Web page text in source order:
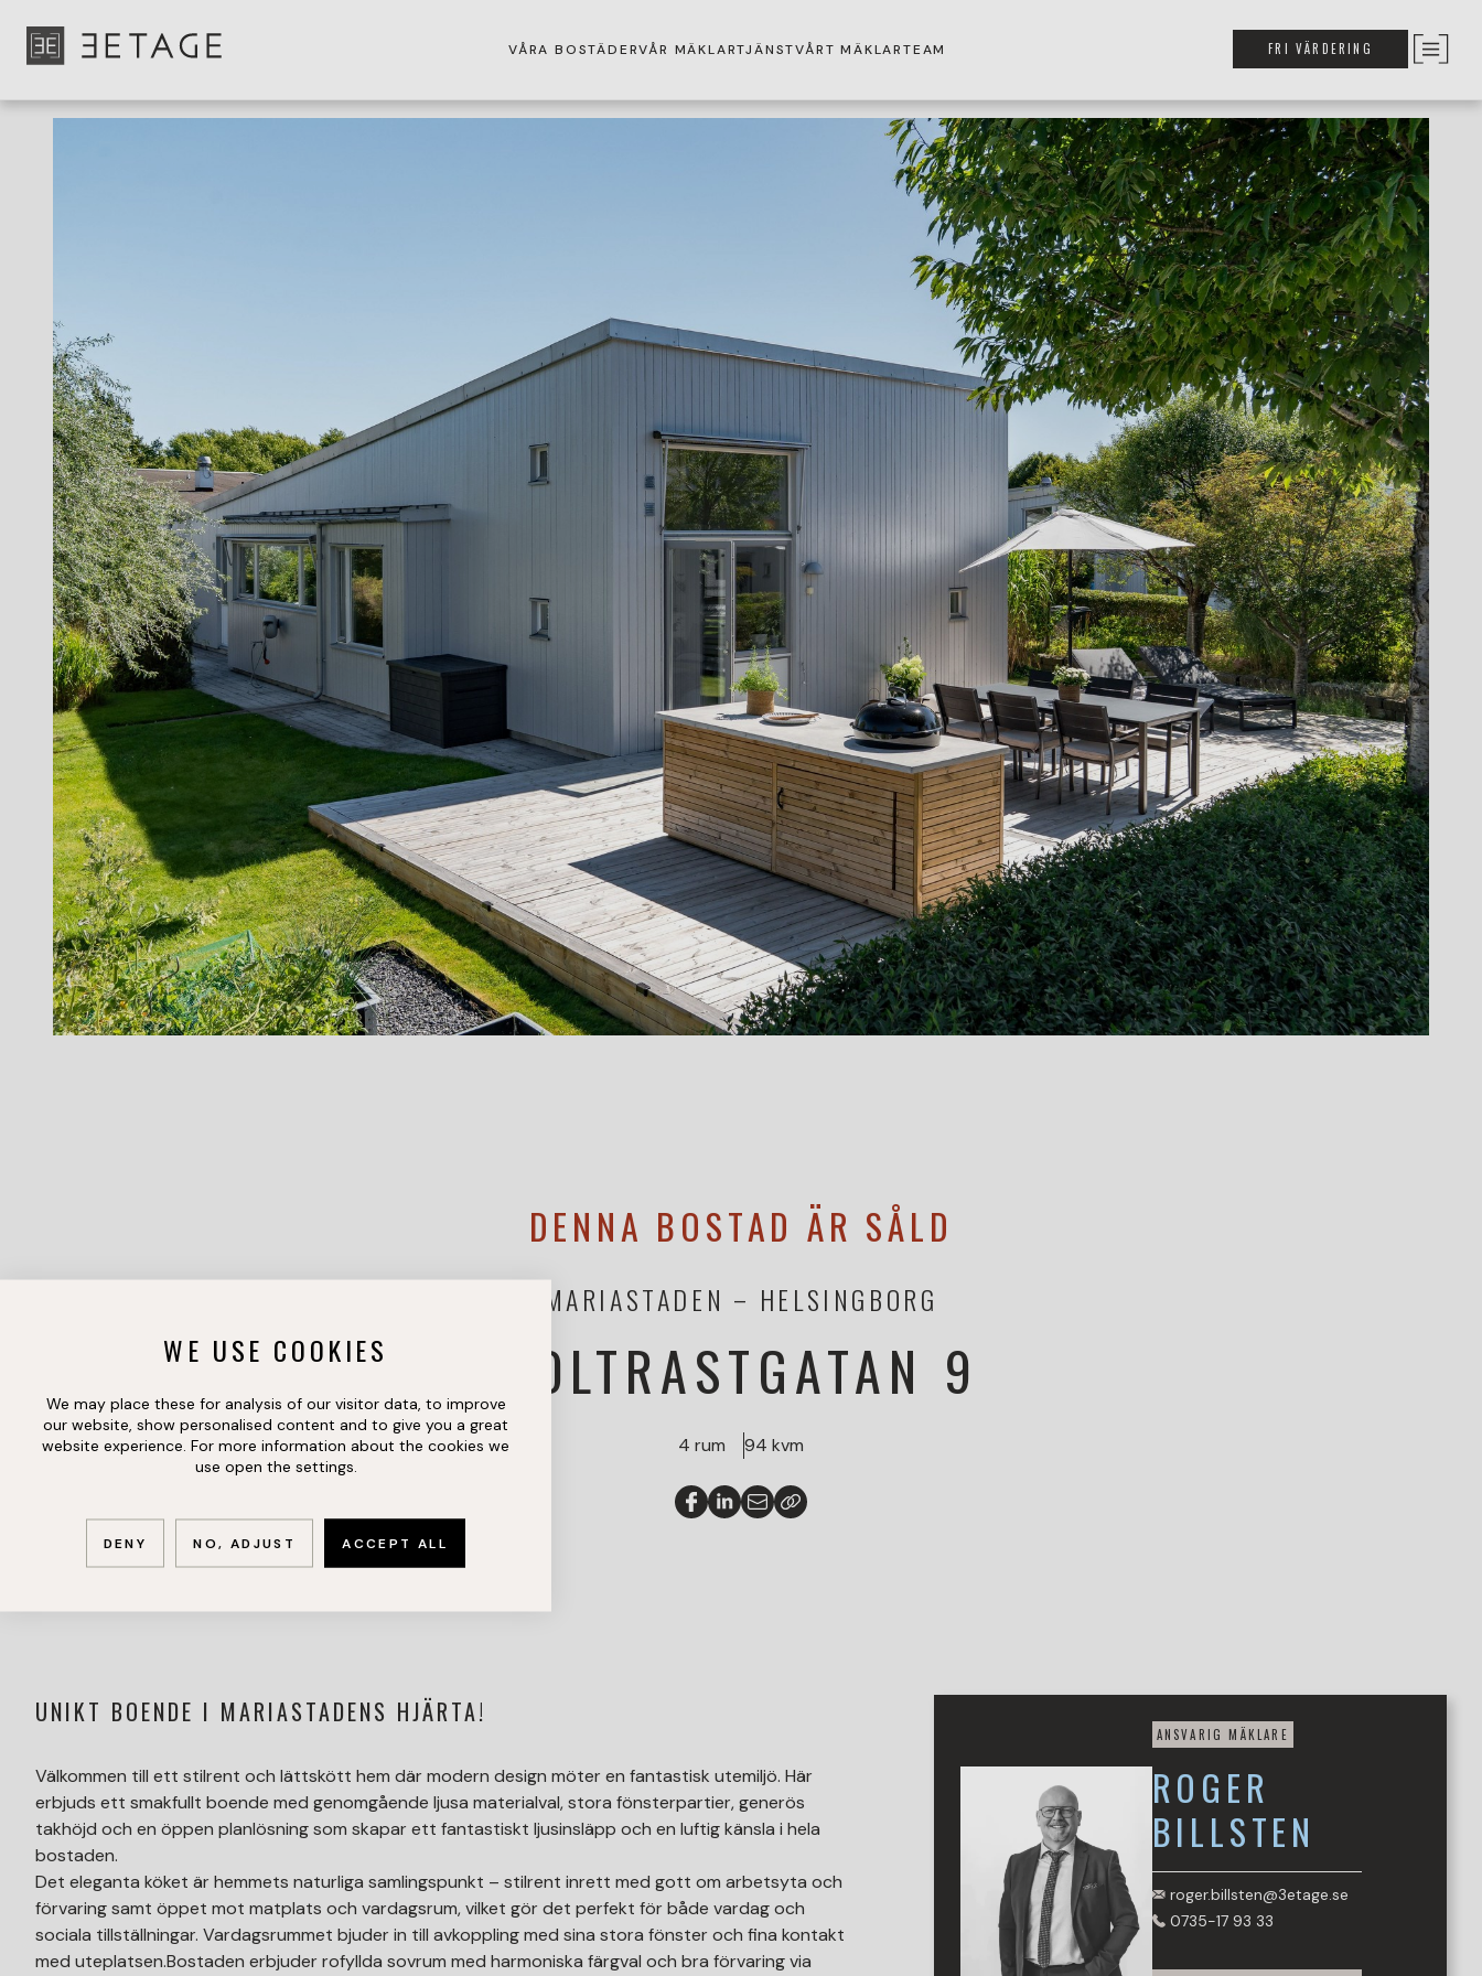
VÅRA BOSTÄDERVÅR MÄKLARTJÄNSTVÅRT MÄKLARTEAM FRI VÄRDERING
DENNA BOSTAD ÄR SÅLD
KOLTRASTGATAN 9
MARIASTADEN HELSINGBORG
4 rum 94 kvm
UNIKT BOENDE I MARIASTADENS HJÄRTA!
Välkommen till ett stilrent och lättskött hem där modern design möter en fantastisk utemiljö. Här
erbjuds ett smakfullt boende med genomgående ljusa materialval, stora fönsterpartier, generös
takhöjd och en öppen planlösning som skapar ett fantastiskt ljusinsläpp och en luftig känsla i hela
bostaden.
Det eleganta köket är hemmets naturliga samlingspunkt – stilrent inrett med gott om arbetsyta och
förvaring samt öppet mot matplats och vardagsrum, vilket gör det perfekt för både vardag och
sociala tillställningar. Vardagsrummet bjuder in till avkoppling med sina stora fönster och fina kontakt
med uteplatsen.Bostaden erbjuder rofyllda sovrum med harmoniska färgval och bra förvaring via
ANSVARIG MÄKLARE
ROGER
BILLSTEN
roger.billsten@3etage.se
0735-17 93 33
WE USE COOKIES
We may place these for analysis of our visitor data, to improve
our website, show personalised content and to give you a great
website experience. For more information about the cookies we
use open the settings.
DENY NO, ADJUST ACCEPT ALL